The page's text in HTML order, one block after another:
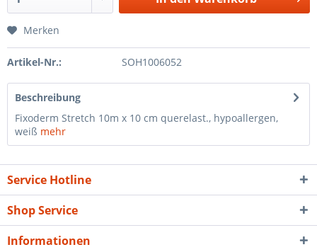
Merken
Artikel-Nr.: SOH1006052
Beschreibung
Fixoderm Stretch 10m x 10 cm querelast., hypoallergen,
weiß mehr
Service Hotline
Shop Service
Informationen